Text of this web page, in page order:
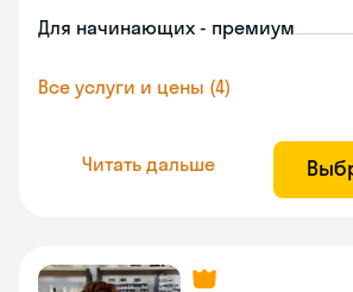
Для начинающих - премиум
Все услуги и цены (4)
Читать дальше